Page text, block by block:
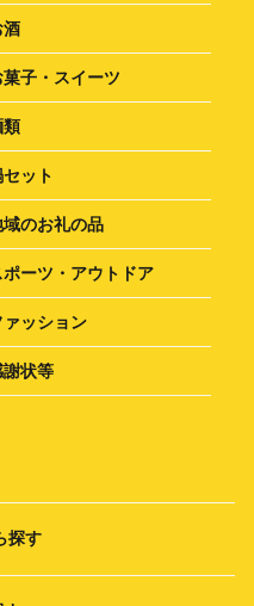
酒
菓子・スイーツ
類
ット
域のお礼の品
ポーツ・アウトドア
ァッション
謝状等
探す